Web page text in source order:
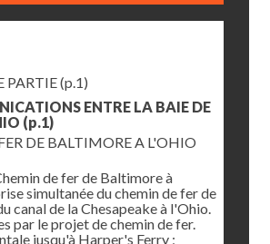
PARTIE(p.1)
ENTRE LA BAIE DE
(p.1)
DE BALTIMORE A L'OHIO
de fer de Baltimore à
simultanée du chemin de fer de
canal de la Chesapeake à l'Ohio.
par le projet de chemin de fer.
jusqu'à Harper's Ferry ;